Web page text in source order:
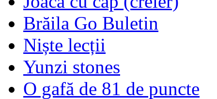
Brăila Go Buletin
Niște lecții
Yunzi stones
O gafă de 81 de puncte